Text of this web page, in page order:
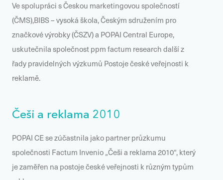
Ve spolupráci s Českou marketingovou společností
(ČMS),BIBS – vysoká škola, Českým sdružením pro
značkové výrobky (ČSZV) a POPAI Central Europe,
uskutečnila společnost ppm factum research další z
řady pravidelných výzkumů Postoje české veřejnosti k
reklamě.
Češi a reklama 2010
POPAI CE se zúčastnila jako partner průzkumu
společnosti Factum Invenio „Češi a reklama 2010“, který
je zaměřen na postoje české veřejnosti k různým typům